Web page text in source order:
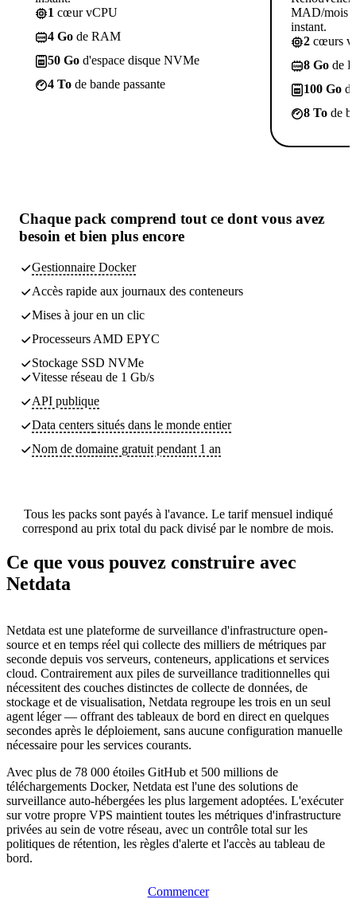
1 cœur vCPU
4 Go de RAM
50 Go d'espace disque NVMe
4 To de bande passante
MAD/mois
instant.
2 cœurs
8 Go de
100 Go
8 To de
Chaque pack comprend tout ce dont vous avez
besoin et bien plus encore
Gestionnaire Docker
Accès rapide aux journaux des conteneurs
Mises à jour en un clic
Processeurs AMD EPYC
Stockage SSD NVMe
Vitesse réseau de 1 Gb/s
API publique
Data centers situés dans le monde entier
Nom de domaine gratuit pendant 1 an
Tous les packs sont payés à l'avance. Le tarif mensuel indiqué
correspond au prix total du pack divisé par le nombre de mois.
Ce que vous pouvez construire avec
Netdata
Netdata est une plateforme de surveillance d'infrastructure open-
source et en temps réel qui collecte des milliers de métriques par
seconde depuis vos serveurs, conteneurs, applications et services
cloud. Contrairement aux piles de surveillance traditionnelles qui
nécessitent des couches distinctes de collecte de données, de
stockage et de visualisation, Netdata regroupe les trois en un seul
agent léger — offrant des tableaux de bord en direct en quelques
secondes après le déploiement, sans aucune configuration manuelle
nécessaire pour les services courants.
Avec plus de 78 000 étoiles GitHub et 500 millions de
téléchargements Docker, Netdata est l'une des solutions de
surveillance auto-hébergées les plus largement adoptées. L'exécuter
sur votre propre VPS maintient toutes les métriques d'infrastructure
privées au sein de votre réseau, avec un contrôle total sur les
politiques de rétention, les règles d'alerte et l'accès au tableau de
bord.
Commencer